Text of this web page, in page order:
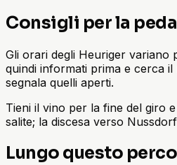
Consigli per la
Gli orari degli Heuriger variano
quindi informati prima e cerca
segnala quelli aperti.
Tieni il vino per la fine del giro
salite; la discesa verso
Lungo questo